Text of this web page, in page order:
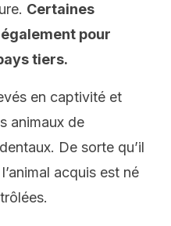
Certaines
pour
tiers.
en captivité et
animaux de
De sorte qu’il
acquis est né